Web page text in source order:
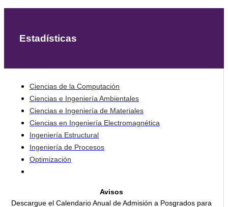
Estadísticas
Ciencias de la Computación
Ciencias e Ingeniería Ambientales
Ciencias e Ingeniería de Materiales
Ciencias en Ingeniería Electromagnética
Ingeniería Estructural
Ingeniería de Procesos
Optimización
Avisos
Descargue el Calendario Anual de Admisión a Posgrados para